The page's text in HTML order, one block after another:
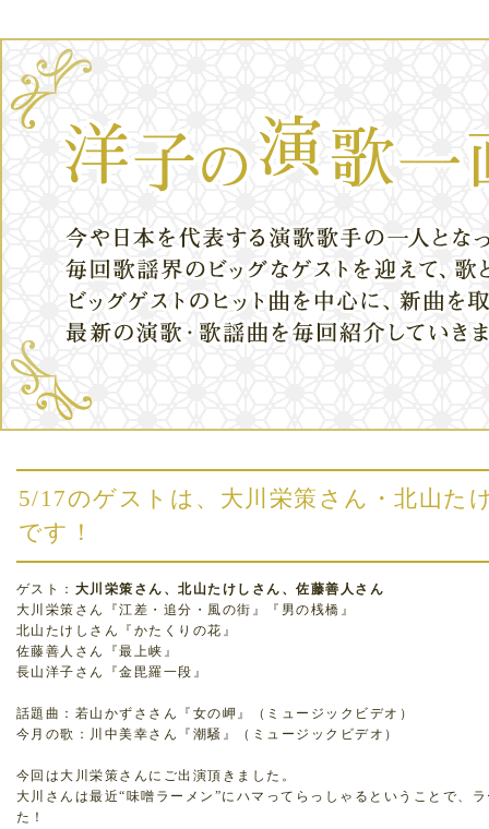
5/17のゲストは、大川栄策さん・北山た
です！
ゲスト： 大川栄策さん、北山たけしさん、佐藤善人さん
大川栄策さん『江差・追分・風の街』『男の桟橋』
北山たけしさん『かたくりの花』
佐藤善人さん『最上峡』
長山洋子さん『金毘羅一段』
話題曲：若山かずささん『女の岬』（ミュージックビデオ）
今月の歌：川中美幸さん『潮騒』（ミュージックビデオ）
今回は大川栄策さんにご出演頂きました。
大川さんは最近“味噌ラーメン”にハマってらっしゃるということで、
た！